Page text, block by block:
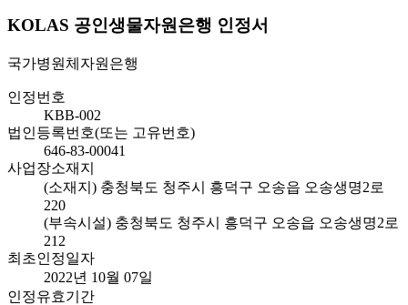
KOLAS 공인생물자원은행 인정서
국가병원체자원은행
인정번호
KBB-002
법인등록번호(또는 고유번호)
646-83-00041
사업장소재지
(소재지) 충청북도 청주시 흥덕구 오송읍 오송생명2로
220
(부속시설) 충청북도 청주시 흥덕구 오송읍 오송생명2로
212
최초인정일자
2022년 10월 07일
인정유효기간